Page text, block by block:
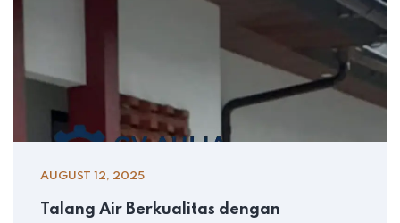
AUGUST 12, 2025
Talang Air Berkualitas dengan